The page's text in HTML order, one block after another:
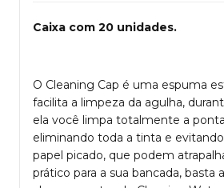
Caixa com 20 unidades.
O Cleaning Cap é uma espuma
facilita a limpeza da agulha,
ela você limpa totalmente a
eliminando toda a tinta e
papel picado, que podem
prático para a sua bancada, basta